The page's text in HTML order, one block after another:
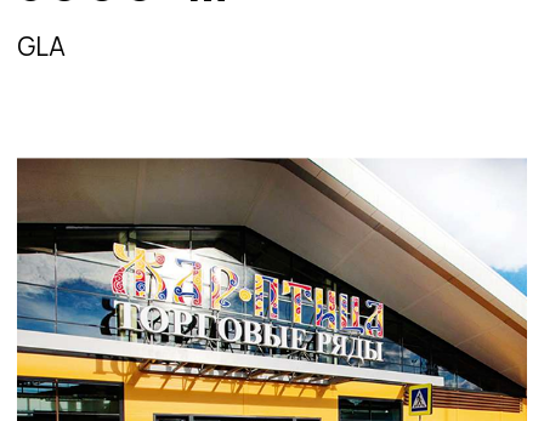
+7 (831) 202-99-
00
Телефон:
Отдел аренды: